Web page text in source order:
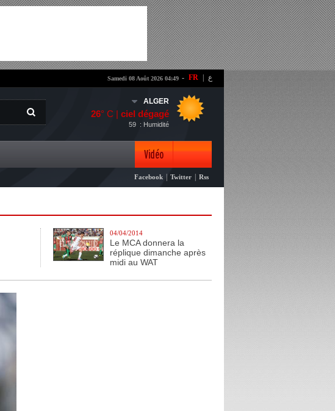
- FR ع Samedi 08 Août 2026 04:49
ALGER
26° C | ciel dégagé
: Humidité
59
Vidéo
Photo
Facebook Twitter Rss
04/04/2014
Le MCA donnera la
réplique dimanche après
midi au WAT